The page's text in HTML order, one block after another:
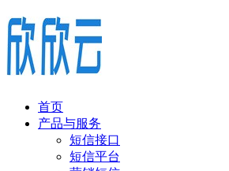
首页
产品与服务
短信接口
短信平台